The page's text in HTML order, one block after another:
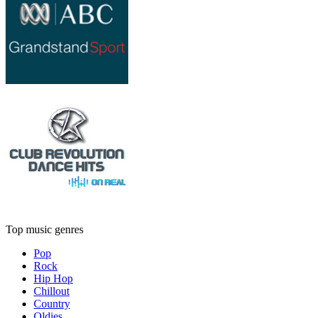
Top music genres
Pop
Rock
Hip Hop
Chillout
Country